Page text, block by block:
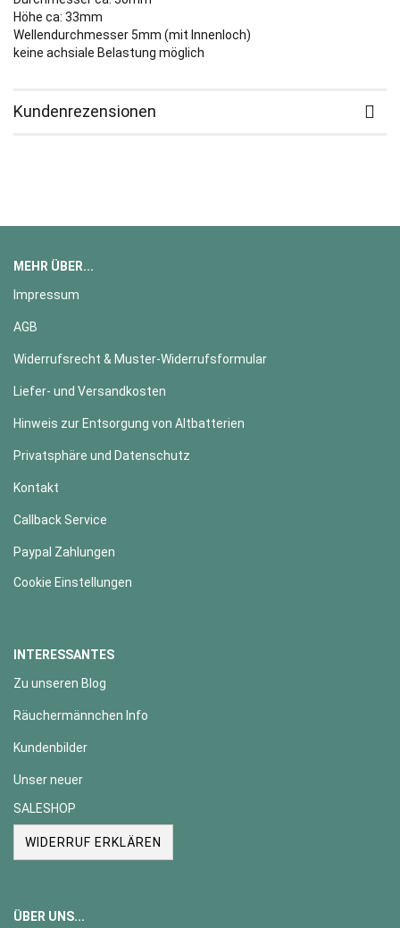
Höhe ca: 33mm
Wellendurchmesser 5mm (mit Innenloch)
keine achsiale Belastung möglich
Kundenrezensionen
MEHR ÜBER...
Impressum
AGB
Widerrufsrecht & Muster-Widerrufsformular
Liefer- und Versandkosten
Hinweis zur Entsorgung von Altbatterien
Privatsphäre und Datenschutz
Kontakt
Callback Service
Paypal Zahlungen
Cookie Einstellungen
INTERESSANTES
Zu unseren Blog
Räuchermännchen Info
Kundenbilder
Unser neuer
SALESHOP
WIDERRUF ERKLÄREN
ÜBER UNS...